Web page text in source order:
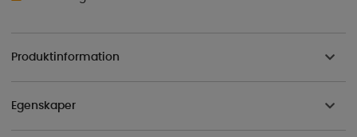
Produktinformation
Egenskaper